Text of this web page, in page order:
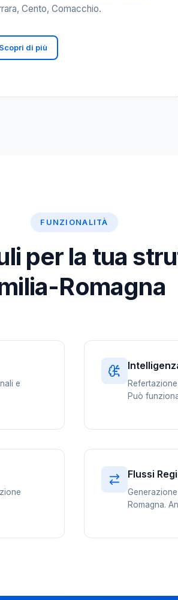
Cento, Comacchio.
Scopri di più
FUNZIONALITÀ
per la tua
Romagna
e
Può
Flussi
Romagna.